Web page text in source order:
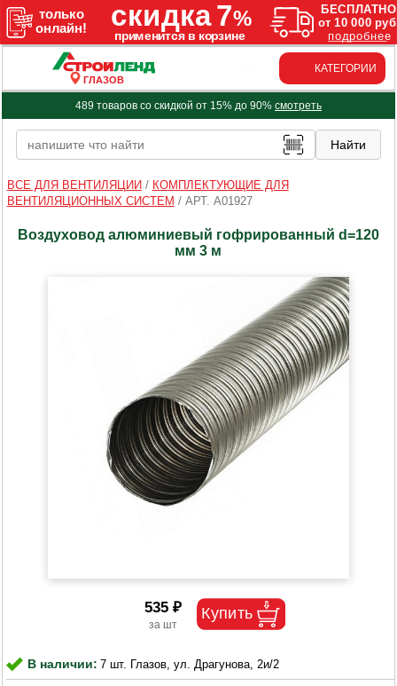
ГЛАЗОВ
КАТЕГОРИИ
489 товаров со скидкой от 15% до 90% смотреть
ВСЕ ДЛЯ ВЕНТИЛЯЦИИ / КОМПЛЕКТУЮЩИЕ ДЛЯ
ВЕНТИЛЯЦИОННЫХ СИСТЕМ / АРТ. A01927
Воздуховод алюминиевый гофрированный d=120
мм 3 м
535 ₽
В наличии: 7 шт. Глазов, ул. Драгунова, 2и/2